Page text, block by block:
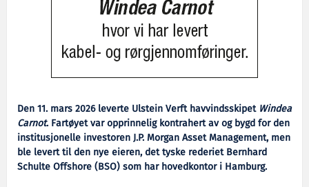
Den 11. mars 2026 leverte Ulstein Verft havvindsskipet Windea
Carnot. Fartøyet var opprinnelig kontrahert av og bygd for den
institusjonelle investoren J.P. Morgan Asset Management, men
ble levert til den nye eieren, det tyske rederiet Bernhard
Schulte Offshore (BSO) som har hovedkontor i Hamburg.